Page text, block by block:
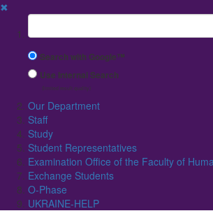
✖
Suchbegriff
Search with Google™
Use Internal Search
(limited result quality)
Our Department
Staff
Study
Student Representatives
Examination Office of the Faculty of
Exchange Students
O-Phase
UKRAINE-HELP